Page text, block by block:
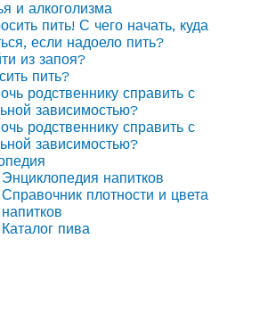
и алкоголизма
пить! С чего начать, куда
если надоело пить?
из запоя?
пить?
родственнику справить с
зависимостью?
родственнику справить с
зависимостью?
Энциклопедия напитков
Справочник плотности и цвета
напитков
Каталог пива